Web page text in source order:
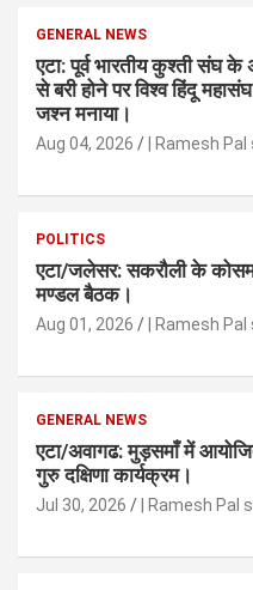
GENERAL NEWS
एटा: पूर्व भारतीय कुश्ती संघ
से बरी होने पर विश्व हिंदू
जश्न मनाया।
Aug 04, 2026 | Ramesh
POLITICS
एटा/जलेसर: सकरौली के
मण्डल बैठक।
Aug 01, 2026 | Ramesh
GENERAL NEWS
एटा/अवागढ: मुड़समाँ में
गुरु दक्षिणा कार्यक्रम।
Jul 30, 2026 | Ramesh Pal